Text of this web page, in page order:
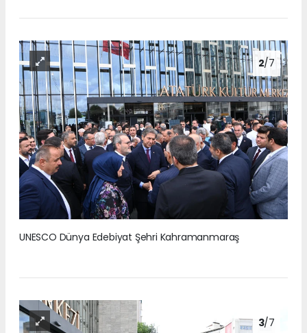
2/7
UNESCO Dünya Edebiyat Şehri Kahramanmaraş
3/7